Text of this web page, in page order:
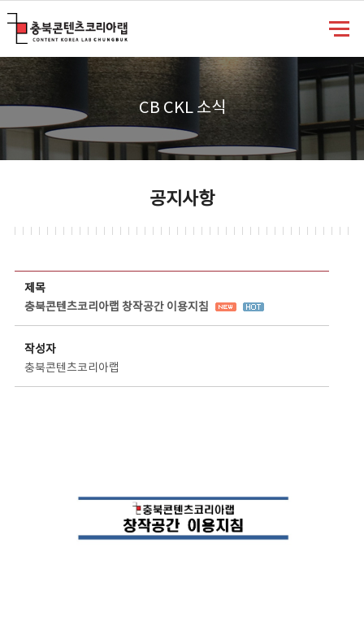
CB CKL 소식
공지사항
제목
충북콘텐츠코리아랩 창작공간 이용지침
작성자
충북콘텐츠코리아랩